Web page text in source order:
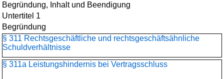
Begründung, Inhalt und Beendigung
Untertitel 1
Begründung
§ 311 Rechtsgeschäftliche und rechtsgeschäftsähnliche
Schuldverhältnisse
§ 311a Leistungshindernis bei Vertragsschluss